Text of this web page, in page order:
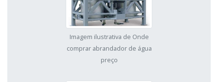
Imagem ilustrativa de Onde
comprar abrandador de água
preço